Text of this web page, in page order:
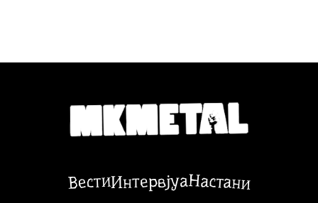
ВестиИнтервјуаНастани